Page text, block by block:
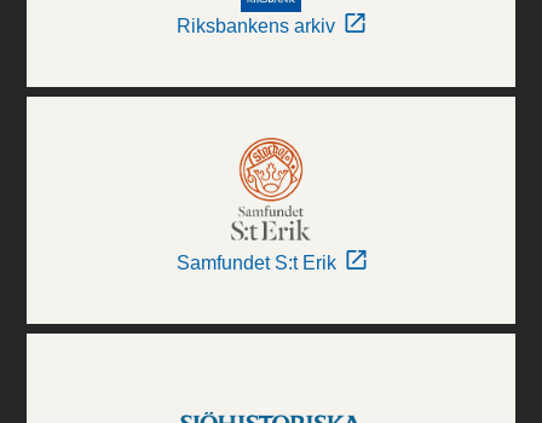
Riksbankens arkiv
Samfundet S:t Erik